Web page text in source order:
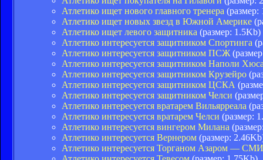
Атлетико ищет нового главного тренера (размер:
Атлетико ищет новых звезд в Южной Америке
Атлетико ищет левого защитника (размер: 1.5Kb)
Атлетико интересуется защитником Спортинга
Атлетико интересуется защитником ПСЖ
Атлетико интересуется защитником Наполи
Атлетико интересуется защитником Крузейро
Атлетико интересуется защитником ЦСКА
Атлетико интересуется защитником Челси
Атлетико интересуется вратарем Вильярреала
Атлетико интересуется вратарем Челси (размер:
Атлетико интересуется вингером Милана
Атлетико интересуется Вернером (размер:
Атлетико интересуется Торганом Азаром — СМИ